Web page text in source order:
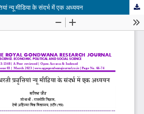
न्यू मीडिया के संदर्भ में एक अध्ययन